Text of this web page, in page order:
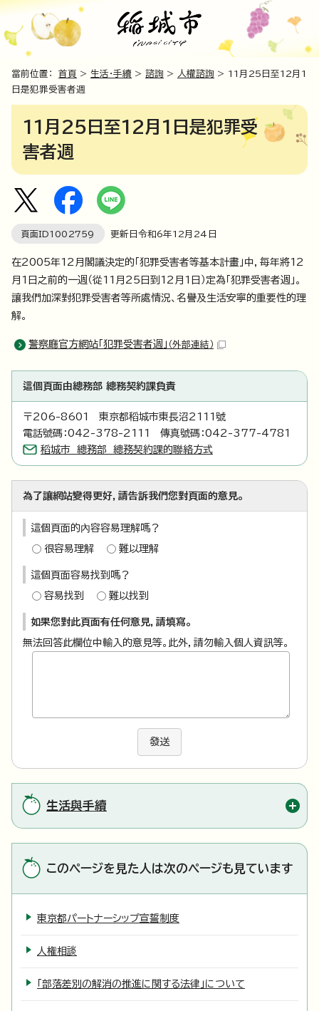
當前位置： 首頁 > 生活・手續 > 諮詢 > 人權諮詢 > 11月25日至12月1
日是犯罪受害者週
11月25日至12月1日是犯罪受
害者週
頁面ID1002759 更新日令和6年12月 24 日
在2005年12月閣議決定的「犯罪受害者等基本計畫」中，每年將12
月1日之前的一週（從11月25日到12月1日）定為「犯罪受害者週」。
讓我們加深對犯罪受害者等所處情況、名譽及生活安寧的重要性的理
解。
警察廳官方網站「犯罪受害者週」 （外部連結）
這個頁面由總務部 總務契約課負責
〒206-8601 東京都稻城市東長沼2111號
電話號碼：042-378-2111 傳真號碼：042-377-4781
稻城市 總務部 總務契約課的聯絡方式
為了讓網站變得更好，請告訴我們您對頁面的意見。
這個頁面的內容容易理解嗎？
很容易理解 難以理解
這個頁面容易找到嗎？
容易找到 難以找到
如果您對此頁面有任何意見，請填寫。
無法回答此欄位中輸入的意見等。此外，請勿輸入個人資訊等。
發送
生活與手續
このページを見た人は次のページも見ています
東京都パートナーシップ宣誓制度
人権相談
「部落差別の解消の推進に関する法律」について